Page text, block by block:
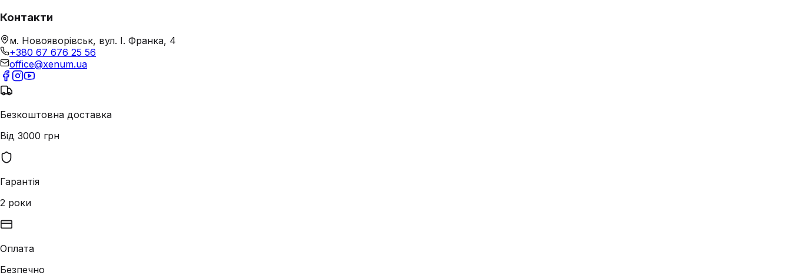
Контакти
м. Новояворівськ, вул. І. Франка, 4
+380 67 676 25 56
office@xenum.ua
Безкоштовна доставка
Від 3000 грн
Гарантія
2 роки
Оплата
Безпечно